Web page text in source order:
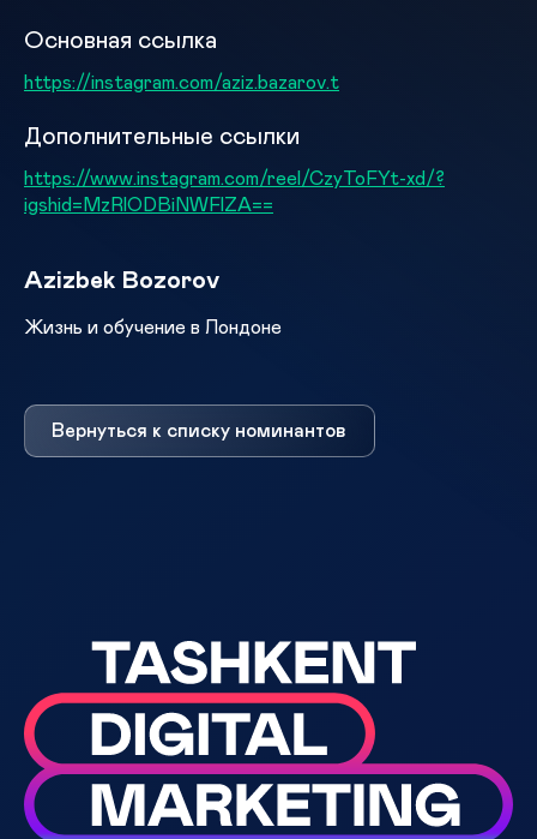
Основная ссылка
https://instagram.com/aziz.bazarov.t
Дополнительные ссылки
https://www.instagram.com/reel/CzyToFYt-xd/?
igshid=MzRlODBiNWFlZA==
Azizbek Bozorov
Жизнь и обучение в Лондоне
Вернуться к списку номинантов